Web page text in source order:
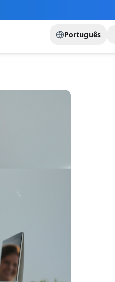
Português